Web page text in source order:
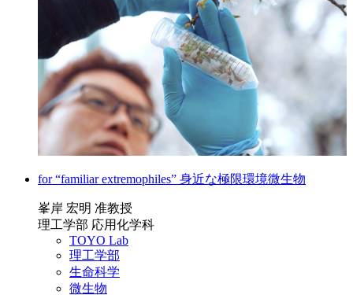
for “familiar extremophiles” 身近な極限環境微生物
峯岸 宏明 准教授
理工学部 応用化学科
TOYO Lab
理工学部
生命科学
微生物